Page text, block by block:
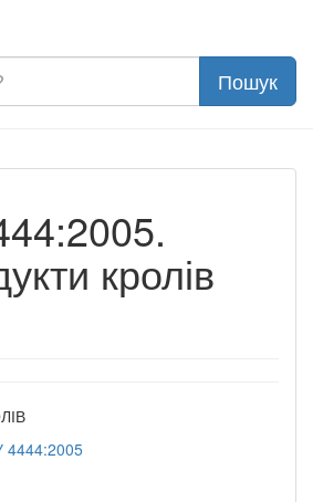
кролів
4444:2005